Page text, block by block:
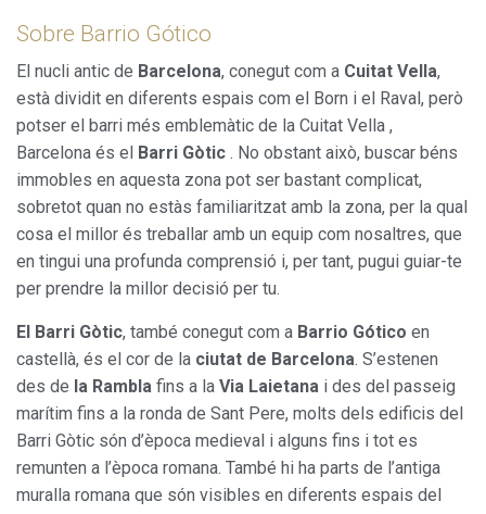
Sobre Barrio Gótico
El nucli antic de Barcelona, conegut com a Cuitat Vella,
està dividit en diferents espais com el Born i el Raval, però
potser el barri més emblemàtic de la Cuitat Vella ,
Barcelona és el Barri Gòtic . No obstant això, buscar béns
immobles en aquesta zona pot ser bastant complicat,
sobretot quan no estàs familiaritzat amb la zona, per la qual
cosa el millor és treballar amb un equip com nosaltres, que
en tingui una profunda comprensió i, per tant, pugui guiar-te
per prendre la millor decisió per tu.
El Barri Gòtic, també conegut com a Barrio Gótico en
castellà, és el cor de la ciutat de Barcelona. S’estenen
des de la Rambla fins a la Via Laietana i des del passeig
marítim fins a la ronda de Sant Pere, molts dels edificis del
Barri Gòtic són d’època medieval i alguns fins i tot es
remunten a l’època romana. També hi ha parts de l’antiga
muralla romana que són visibles en diferents espais del